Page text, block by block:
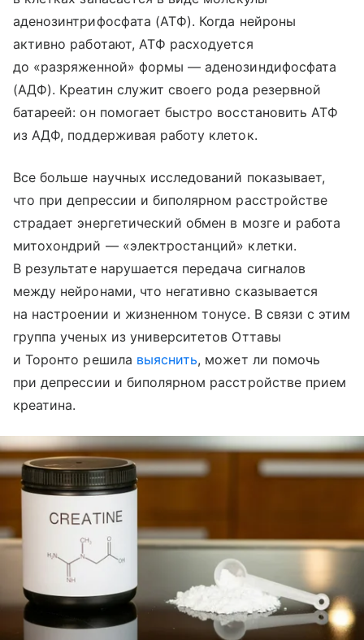
аденозинтрифосфата (АТФ). Когда нейроны
активно работают, АТФ расходуется
до «разряженной» формы — аденозиндифосфата
(АДФ). Креатин служит своего рода резервной
батареей: он помогает быстро восстановить АТФ
из АДФ, поддерживая работу клеток.
Все больше научных исследований показывает,
что при депрессии и биполярном расстройстве
страдает энергетический обмен в мозге и работа
митохондрий — «электростанций» клетки.
В результате нарушается передача сигналов
между нейронами, что негативно сказывается
на настроении и жизненном тонусе. В связи с этим
группа ученых из университетов Оттавы
и Торонто решила выяснить, может ли помочь
при депрессии и биполярном расстройстве прием
креатина.